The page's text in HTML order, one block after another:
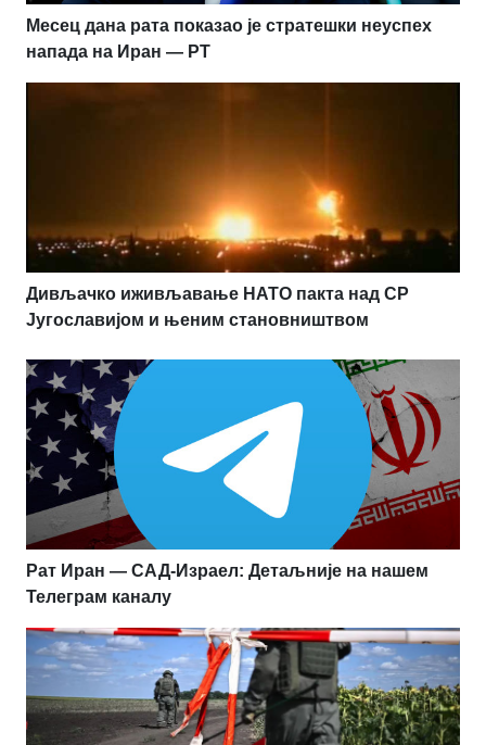
Месец дана рата показао је стратешки неуспех
напада на Иран — РТ
Дивљачко иживљавање НАТО пакта над СР
Југославијом и њеним становништвом
Рат Иран — САД-Израел: Детаљније на нашем
Телеграм каналу